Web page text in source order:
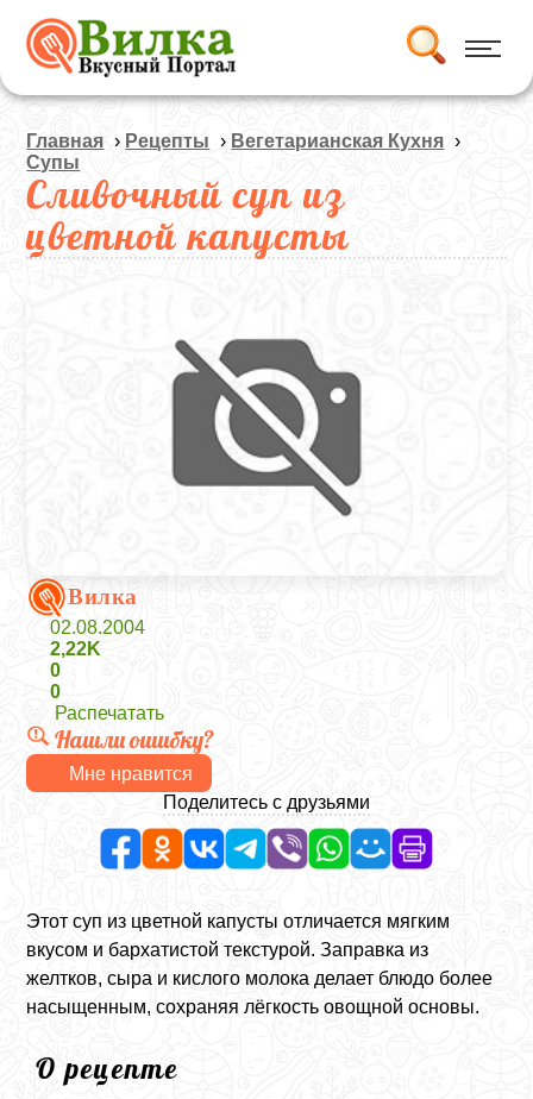
Главная › Рецепты › Вегетарианская Кухня ›
Супы
Сливочный суп из
цветной капусты
Вилка
02.08.2004
2,22K
0
0
Распечатать
Нашли ошибку?
Мне нравится
Поделитесь с друзьями
Этот суп из цветной капусты отличается мягким
вкусом и бархатистой текстурой. Заправка из
желтков, сыра и кислого молока делает блюдо более
насыщенным, сохраняя лёгкость овощной основы.
О рецепте